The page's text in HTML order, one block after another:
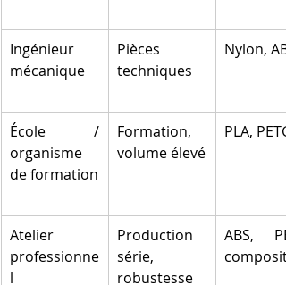
Ingénieur
mécanique
Pièces
techniques
Nylon, ABS
École /
organisme
de formation
Formation,
volume élevé
PLA, PETG
Atelier
professionne
l
Production
série,
robustesse
ABS,